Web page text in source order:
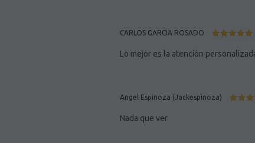
CARLOS GARCIA ROSADO
Lo mejor es la atención
Angel Espinoza (Jackespinoza)
Nada que ver